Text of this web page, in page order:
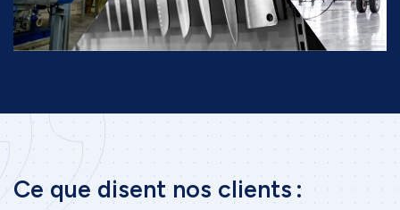
Ce que disent nos clients :